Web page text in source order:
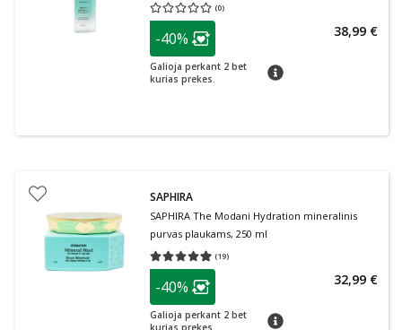
(0)
Vidutinis įvertinimas 0.00
patarimas
Lojalumo klubo narių nuolaida
-40%
Galioja perkant 2 bet
kurias prekes.
patarimas
38,99 €
SAPHIRA
SAPHIRA The Modani Hydration mineralinis
purvas plaukams, 250 ml
(19)
Vidutinis įvertinimas 4.95
patarimas
Lojalumo klubo narių nuolaida
-40%
Galioja perkant 2 bet
kurias prekes.
patarimas
32,99 €